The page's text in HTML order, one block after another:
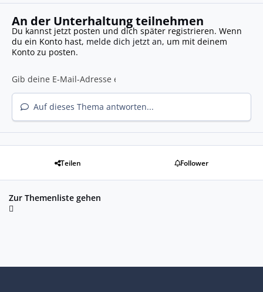
An der Unterhaltung teilnehmen
Du kannst jetzt posten und dich später registrieren. Wenn
du ein Konto hast, melde dich jetzt an, um mit deinem
Konto zu posten.
Auf dieses Thema antworten...
Teilen Follower
Zur Themenliste gehen